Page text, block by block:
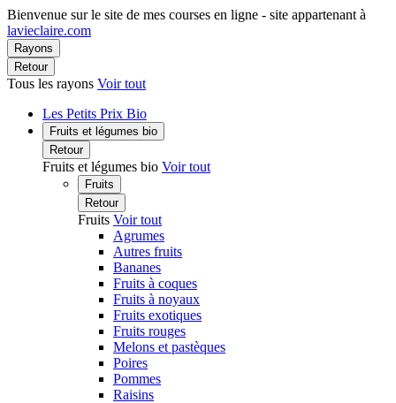
Bienvenue sur le site de mes courses en ligne - site appartenant à
lavieclaire.com
Rayons
Retour
Tous les rayons Voir tout
Les Petits Prix Bio
Fruits et légumes bio
Retour
Fruits et légumes bio Voir tout
Fruits
Retour
Fruits Voir tout
Agrumes
Autres fruits
Bananes
Fruits à coques
Fruits à noyaux
Fruits exotiques
Fruits rouges
Melons et pastèques
Poires
Pommes
Raisins